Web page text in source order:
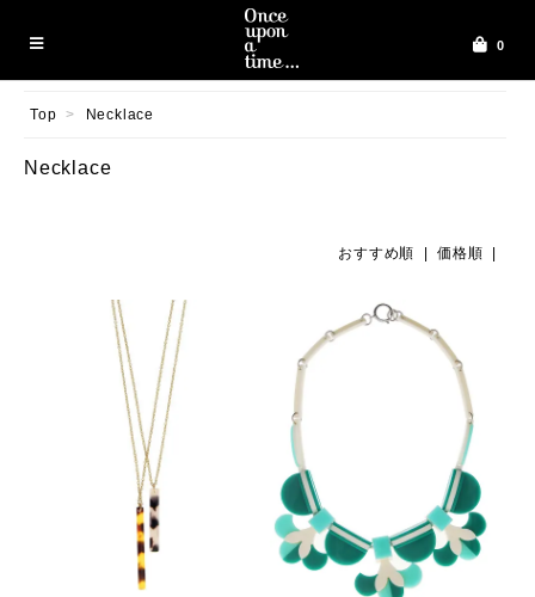
0
Top > Necklace
Necklace
おすすめ順 |価格順